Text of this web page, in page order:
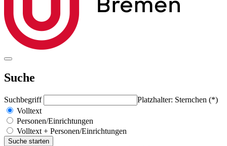
Suche
Suchbegriff
Platzhalter: Sternchen (*)
Volltext
Personen/Einrichtungen
Volltext + Personen/Einrichtungen